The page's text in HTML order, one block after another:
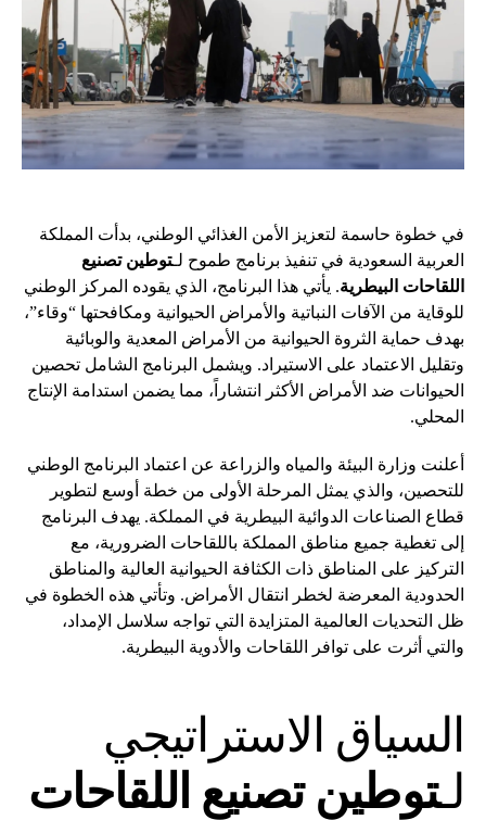
في خطوة حاسمة لتعزيز الأمن الغذائي الوطني، بدأت المملكة
العربية السعودية في تنفيذ برنامج طموح لـتوطين تصنيع
اللقاحات البيطرية. يأتي هذا البرنامج، الذي يقوده المركز الوطني
للوقاية من الآفات النباتية والأمراض الحيوانية ومكافحتها “وقاء”،
بهدف حماية الثروة الحيوانية من الأمراض المعدية والوبائية
وتقليل الاعتماد على الاستيراد. ويشمل البرنامج الشامل تحصين
الحيوانات ضد الأمراض الأكثر انتشاراً، مما يضمن استدامة الإنتاج
المحلي.
أعلنت وزارة البيئة والمياه والزراعة عن اعتماد البرنامج الوطني
للتحصين، والذي يمثل المرحلة الأولى من خطة أوسع لتطوير
قطاع الصناعات الدوائية البيطرية في المملكة. يهدف البرنامج
إلى تغطية جميع مناطق المملكة باللقاحات الضرورية، مع
التركيز على المناطق ذات الكثافة الحيوانية العالية والمناطق
الحدودية المعرضة لخطر انتقال الأمراض. وتأتي هذه الخطوة في
ظل التحديات العالمية المتزايدة التي تواجه سلاسل الإمداد،
والتي أثرت على توافر اللقاحات والأدوية البيطرية.
السياق الاستراتيجي
لـتوطين تصنيع اللقاحات